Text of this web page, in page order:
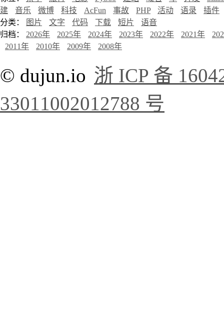
建
音乐 微博 科技 AcFun 事故 PHP 活动 语录
插件
分类：
图片 文字 代码 下载 短片
语音
归档： 2026年 2025年 2024年 2023年 2022年 2021年
2011年
2010年 2009年 2008年
© dujun.io 浙 ICP 备
33011002012788 号